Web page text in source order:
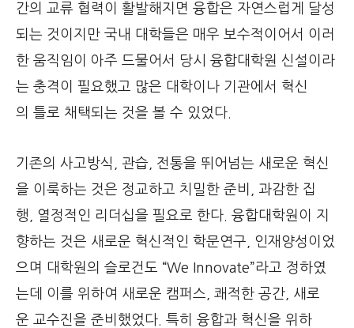
간의 교류 협력이 활발해지면 융합은 자연스럽게 달성
되는 것이지만 국내 대학들은 매우 보수적이어서 이러
한 움직임이 아주 드물어서 당시 융합대학원 신설이라
는 충격이 필요했고 많은 대학이나 기관에서 혁신
의 틀로 채택되는 것을 볼 수 있었다.
기존의 사고방식, 관습, 전통을 뛰어넘는 새로운 혁신
을 이룩하는 것은 정교하고 치밀한 준비, 과감한 집
행, 열정적인 리더십을 필요로 한다. 융합대학원이 지
향하는 것은 새로운 혁신적인 학문연구, 인재양성이었
으며 대학원의 슬로건도 “We Innovate”라고 정하였
는데 이를 위하여 새로운 캠퍼스, 쾌적한 공간, 새로
운 교수진을 준비했었다. 특히 융합과 혁신을 위하